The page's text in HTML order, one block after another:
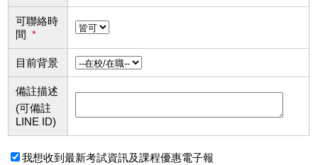
可聯絡時
間 *
目前背景
備註描述
(可備註
LINE ID)
我想收到最新考試資訊及課程優惠電子報